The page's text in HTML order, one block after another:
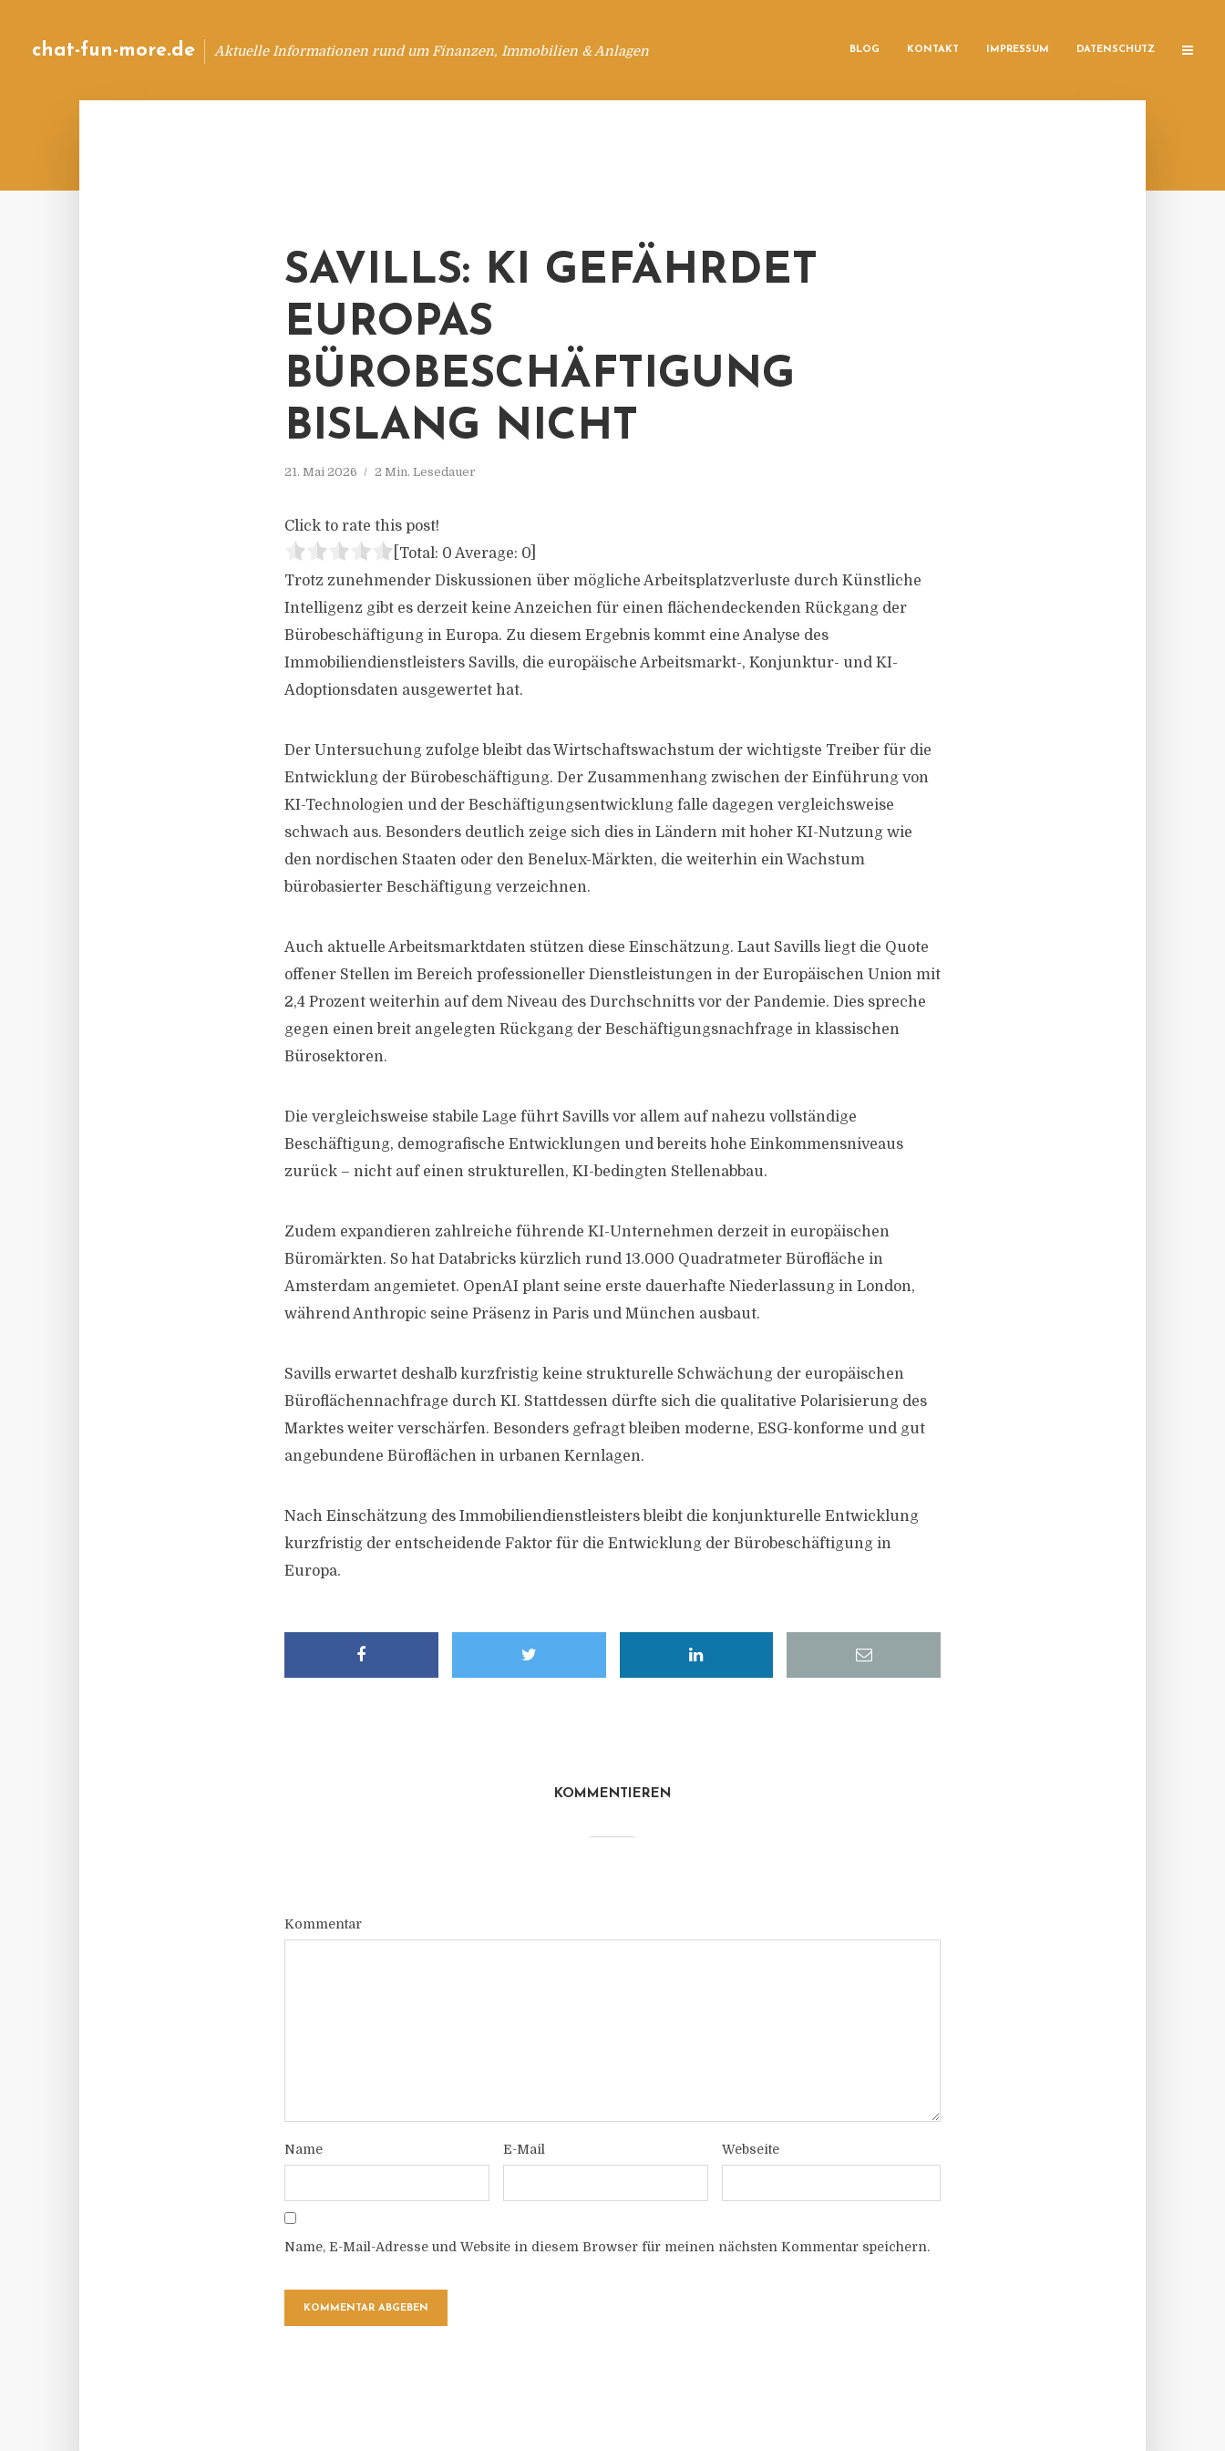
chat-fun-more.de Aktuelle Informationen rund um Finanzen, Immobilien & Anlagen BLOG KONTAKT IMPRESSUM DATENSCHUTZ
SAVILLS: KI GEFÄHRDET
EUROPAS
BÜROBESCHÄFTIGUNG
BISLANG NICHT
21. Mai 2026 2 Min. Lesedauer
Click to rate this post!
[Total: 0 Average: 0
Trotz zunehmender Diskussionen über mögliche Arbeitsplatzverluste durch Künstliche
Intelligenz gibt es derzeit keine Anzeichen für einen flächendeckenden Rückgang der
Bürobeschäftigung in Europa. Zu diesem Ergebnis kommt eine Analyse des
Immobiliendienstleisters Savills, die europäische Arbeitsmarkt-, Konjunktur- und KI-
Adoptionsdaten ausgewertet hat.
Der Untersuchung zufolge bleibt das Wirtschaftswachstum der wichtigste Treiber für die
Entwicklung der Bürobeschäftigung. Der Zusammenhang zwischen der Einführung von
KI-Technologien und der Beschäftigungsentwicklung falle dagegen vergleichsweise
schwach aus. Besonders deutlich zeige sich dies in Ländern mit hoher KI-Nutzung wie
den nordischen Staaten oder den Benelux-Märkten, die weiterhin ein Wachstum
bürobasierter Beschäftigung verzeichnen.
Auch aktuelle Arbeitsmarktdaten stützen diese Einschätzung. Laut Savills liegt die Quote
offener Stellen im Bereich professioneller Dienstleistungen in der Europäischen Union mit
2,4 Prozent weiterhin auf dem Niveau des Durchschnitts vor der Pandemie. Dies spreche
gegen einen breit angelegten Rückgang der Beschäftigungsnachfrage in klassischen
Bürosektoren.
Die vergleichsweise stabile Lage führt Savills vor allem auf nahezu vollständige
Beschäftigung, demografische Entwicklungen und bereits hohe Einkommensniveaus
zurück – nicht auf einen strukturellen, KI-bedingten Stellenabbau.
Zudem expandieren zahlreiche führende KI-Unternehmen derzeit in europäischen
Büromärkten. So hat Databricks kürzlich rund 13.000 Quadratmeter Bürofläche in
Amsterdam angemietet. OpenAI plant seine erste dauerhafte Niederlassung in London,
während Anthropic seine Präsenz in Paris und München ausbaut.
Savills erwartet deshalb kurzfristig keine strukturelle Schwächung der europäischen
Büroflächennachfrage durch KI. Stattdessen dürfte sich die qualitative Polarisierung des
Marktes weiter verschärfen. Besonders gefragt bleiben moderne, ESG-konforme und gut
angebundene Büroflächen in urbanen Kernlagen.
Nach Einschätzung des Immobiliendienstleisters bleibt die konjunkturelle Entwicklung
kurzfristig der entscheidende Faktor für die Entwicklung der Bürobeschäftigung in
Europa.
KOMMENTIEREN
Kommentar
Name E-Mail Webseite
Name, E-Mail-Adresse und Website in diesem Browser für meinen nächsten Kommentar speichern.